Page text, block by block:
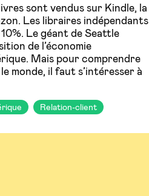
sont vendus sur Kindle, la
Les libraires indépendants
Le géant de Seattle
de l’économie
Mais pour comprendre
monde, il faut s’intéresser à
Relation-client